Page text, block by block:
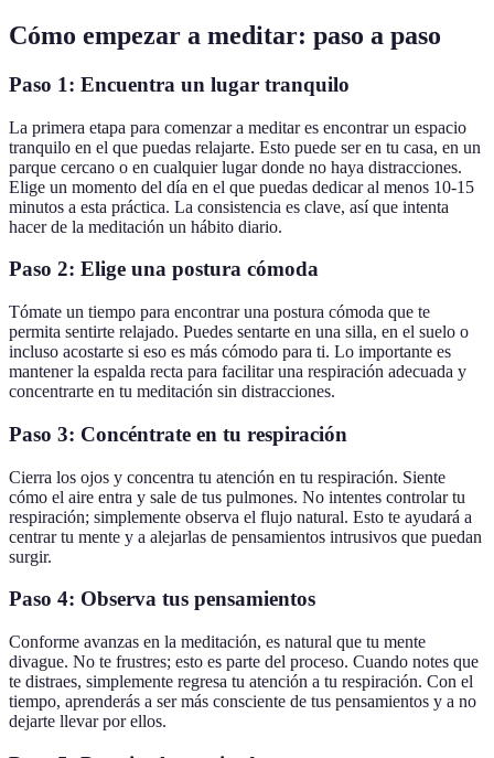
Cómo empezar a meditar: paso a paso
Paso 1: Encuentra un lugar tranquilo
La primera etapa para comenzar a meditar es encontrar un espacio
tranquilo en el que puedas relajarte. Esto puede ser en tu casa, en un
parque cercano o en cualquier lugar donde no haya distracciones.
Elige un momento del día en el que puedas dedicar al menos 10-15
minutos a esta práctica. La consistencia es clave, así que intenta
hacer de la meditación un hábito diario.
Paso 2: Elige una postura cómoda
Tómate un tiempo para encontrar una postura cómoda que te
permita sentirte relajado. Puedes sentarte en una silla, en el suelo o
incluso acostarte si eso es más cómodo para ti. Lo importante es
mantener la espalda recta para facilitar una respiración adecuada y
concentrarte en tu meditación sin distracciones.
Paso 3: Concéntrate en tu respiración
Cierra los ojos y concentra tu atención en tu respiración. Siente
cómo el aire entra y sale de tus pulmones. No intentes controlar tu
respiración; simplemente observa el flujo natural. Esto te ayudará a
centrar tu mente y a alejarlas de pensamientos intrusivos que puedan
surgir.
Paso 4: Observa tus pensamientos
Conforme avanzas en la meditación, es natural que tu mente
divague. No te frustres; esto es parte del proceso. Cuando notes que
te distraes, simplemente regresa tu atención a tu respiración. Con el
tiempo, aprenderás a ser más consciente de tus pensamientos y a no
dejarte llevar por ellos.